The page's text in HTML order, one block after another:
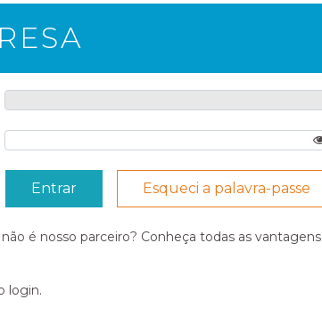
Esqueci a palavra-passe
é nosso parceiro? Conheça todas as vantagens
login.